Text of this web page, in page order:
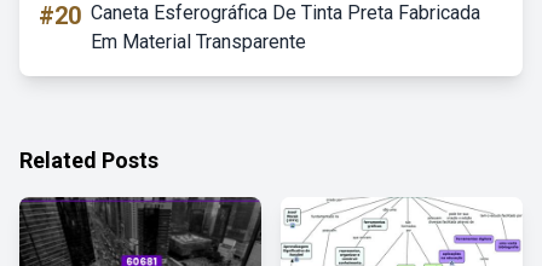
#20 Caneta Esferográfica De Tinta Preta Fabricada
Em Material Transparente
Related Posts